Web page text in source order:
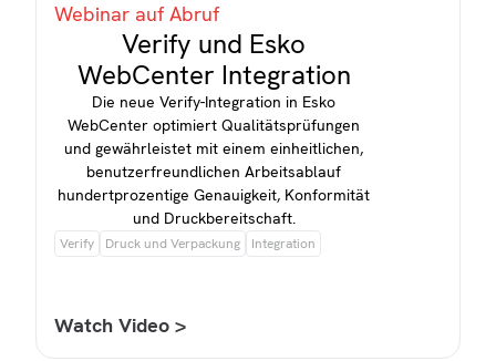
Webinar auf Abruf
Verify und Esko
WebCenter Integration
Die neue Verify-Integration in Esko
WebCenter optimiert Qualitätsprüfungen
und gewährleistet mit einem einheitlichen,
benutzerfreundlichen Arbeitsablauf
hundertprozentige Genauigkeit, Konformität
und Druckbereitschaft.
Verify Druck und Verpackung Integration
Watch Video >